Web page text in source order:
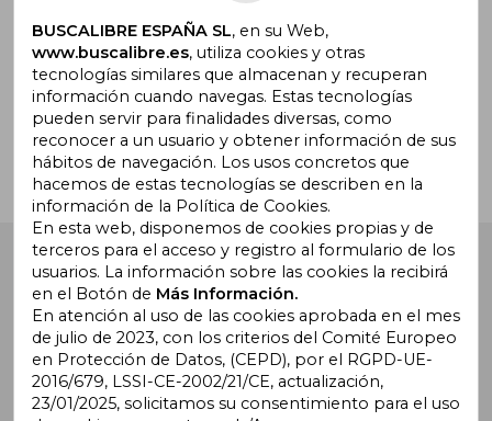
¿Necesitas ayuda?
Buscalibre España . Calle Energía, 65, Nave 3 (08940),
Cornellà de Llobregat, Barcelona. Derechos Reservados.
BUSCALIBRE ESPAÑA SL, en su Web,
www.buscalibre.es, utiliza cookies y otras
tecnologías similares que almacenan y recuperan
información cuando navegas. Estas tecnologías
pueden servir para finalidades diversas, como
reconocer a un usuario y obtener información de sus
hábitos de navegación. Los usos concretos que
hacemos de estas tecnologías se describen en la
información de la Política de Cookies.
En esta web, disponemos de cookies propias y de
terceros para el acceso y registro al formulario de los
usuarios. La información sobre las cookies la recibirá
en el Botón de Más Información.
En atención al uso de las cookies aprobada en el mes
de julio de 2023, con los criterios del Comité Europeo
en Protección de Datos, (CEPD), por el RGPD-UE-
2016/679, LSSI-CE-2002/21/CE, actualización,
23/01/2025, solicitamos su consentimiento para el uso